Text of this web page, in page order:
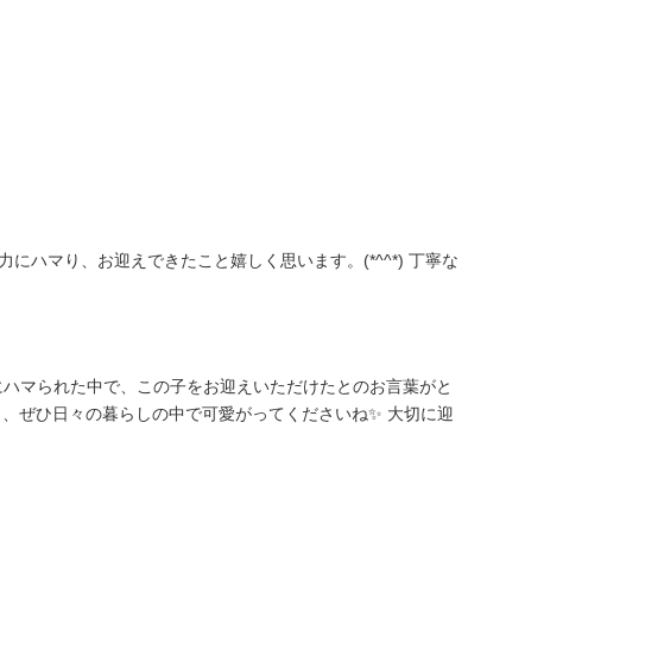
にハマり、お迎えできたこと嬉しく思います。(*^^*) 丁寧な
マられた中で、この子をお迎えいただけたとのお言葉がと
ぜひ日々の暮らしの中で可愛がってくださいね✨ 大切に迎